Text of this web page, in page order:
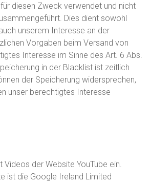
diesen Zweck verwendet und nicht
Dies dient sowohl
unserem Interesse an der
Vorgaben beim Versand von
Interesse im Sinne des Art. 6 Abs.
in der Blacklist ist zeitlich
der Speicherung widersprechen,
unser berechtigtes Interesse
Videos der Website YouTube ein.
ist die Google Ireland Limited